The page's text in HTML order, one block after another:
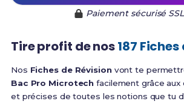
Paiement sécurisé SSL
Tire profit de nos187
Nos Fiches de Révisionvont te
Bac Pro Microtech facilement grâce aux
et précises de toutes les notions que tu